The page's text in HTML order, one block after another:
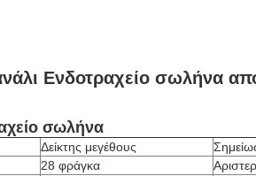
Ενδοτραχείο σωλήνα
σωλήνα
Δείκτης μεγέθους
28 φράγκα